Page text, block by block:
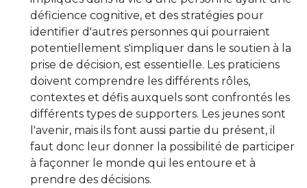
déficience cognitive, et des stratégies pour
identifier d'autres personnes qui pourraient
potentiellement s'impliquer dans le soutien à la
prise de décision, est essentielle. Les praticiens
doivent comprendre les différents rôles,
contextes et défis auxquels sont confrontés les
différents types de supporters. Les jeunes sont
l'avenir, mais ils font aussi partie du présent, il
faut donc leur donner la possibilité de participer
à façonner le monde qui les entoure et à
prendre des décisions.